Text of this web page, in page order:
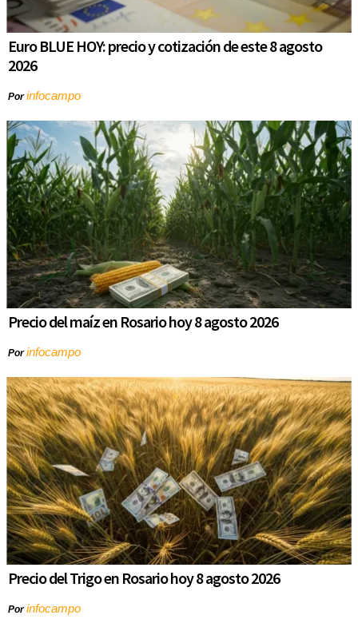
Euro BLUE HOY: precio y cotización de este 8 agosto
2026
Porinfocampo
Precio del maíz en Rosario hoy 8 agosto 2026
Porinfocampo
Precio del Trigo en Rosario hoy 8 agosto 2026
Porinfocampo